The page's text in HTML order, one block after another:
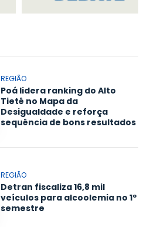
REGIÃO
Poá lidera ranking do Alto
Tietê no Mapa da
Desigualdade e reforça
sequência de bons resultados
REGIÃO
Detran fiscaliza 16,8 mil
veículos para alcoolemia no 1º
semestre